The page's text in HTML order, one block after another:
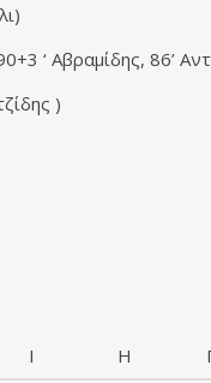
‘ Αβραμίδης, 86’
)
Ι Η